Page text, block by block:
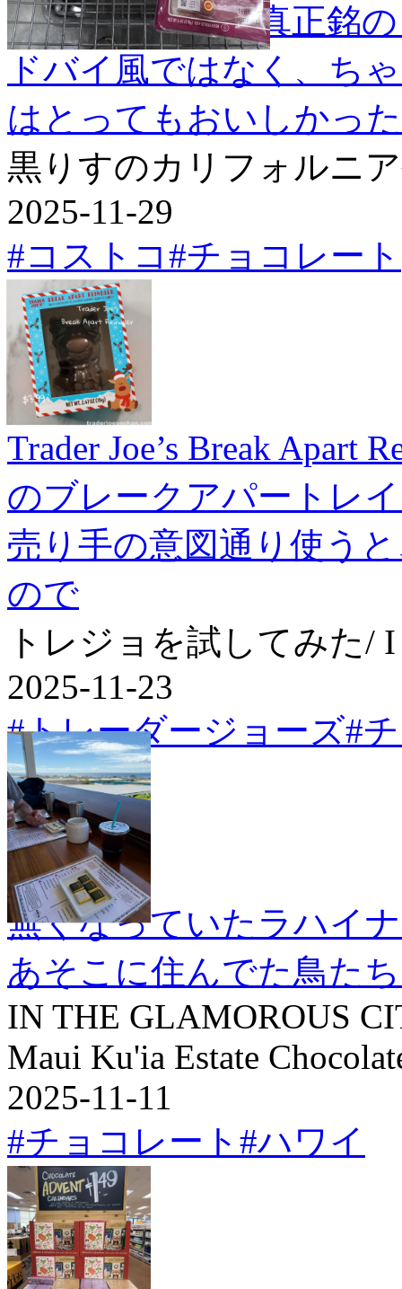
コストコに、正真正銘
ドバイ風ではなく、ち
はとってもおいしかっ
黒りすのカリフォルニ
2025-11-29
#コストコ#チョコレート
Trader Joe’s Break Apart
のブレークアパートレ
売り手の意図通り使う
ので
トレジョを試してみた/ I
2025-11-23
#トレーダージョーズ#
無くなっていたラハイ
あそこに住んでた鳥た
IN THE GLAMOROUS
Maui Ku'ia Estate
2025-11-11
#チョコレート #ハワイ